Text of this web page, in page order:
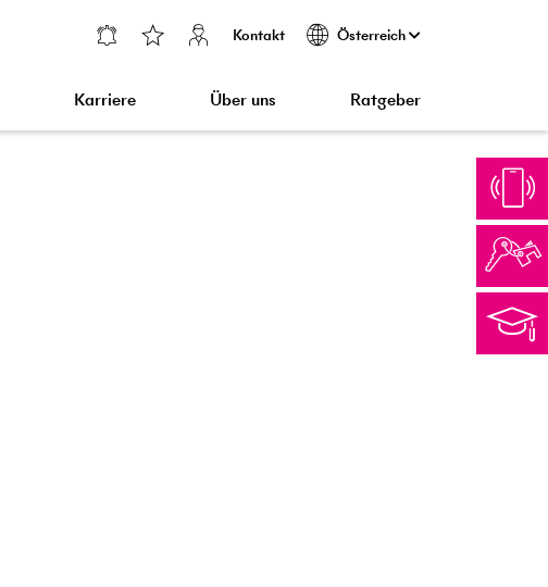
Kontakt Österreich
Karriere Über uns Ratgeber